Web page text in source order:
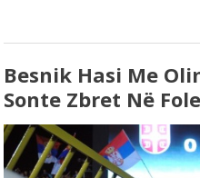
Besnik Hasi Me
Sonte Zbret Në